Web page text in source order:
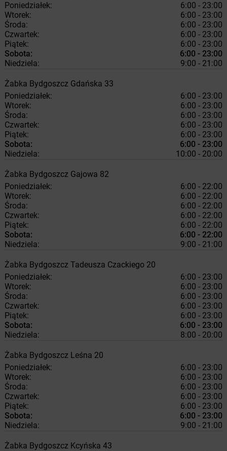
Poniedziałek:
6:00 - 23:00
Wtorek:
6:00 - 23:00
Środa:
6:00 - 23:00
Czwartek:
6:00 - 23:00
Piątek:
6:00 - 23:00
Sobota:
6:00 - 23:00
Niedziela:
9:00 - 21:00
Żabka Bydgoszcz Gdańska 33
Poniedziałek:
6:00 - 23:00
Wtorek:
6:00 - 23:00
Środa:
6:00 - 23:00
Czwartek:
6:00 - 23:00
Piątek:
6:00 - 23:00
Sobota:
6:00 - 23:00
Niedziela:
10:00 - 20:00
Żabka Bydgoszcz Gajowa 82
Poniedziałek:
6:00 - 22:00
Wtorek:
6:00 - 22:00
Środa:
6:00 - 22:00
Czwartek:
6:00 - 22:00
Piątek:
6:00 - 22:00
Sobota:
6:00 - 22:00
Niedziela:
9:00 - 21:00
Żabka Bydgoszcz Tadeusza Czackiego 20
Poniedziałek:
6:00 - 23:00
Wtorek:
6:00 - 23:00
Środa:
6:00 - 23:00
Czwartek:
6:00 - 23:00
Piątek:
6:00 - 23:00
Sobota:
6:00 - 23:00
Niedziela:
8:00 - 20:00
Żabka Bydgoszcz Leśna 20
Poniedziałek:
6:00 - 23:00
Wtorek:
6:00 - 23:00
Środa:
6:00 - 23:00
Czwartek:
6:00 - 23:00
Piątek:
6:00 - 23:00
Sobota:
6:00 - 23:00
Niedziela:
9:00 - 21:00
Żabka Bydgoszcz Kcyńska 43